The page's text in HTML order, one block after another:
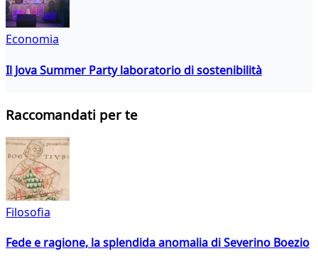
Economia
Il Jova Summer Party laboratorio di sostenibilità
Raccomandati per te
Filosofia
Fede e ragione, la splendida anomalia di Severino Boezio